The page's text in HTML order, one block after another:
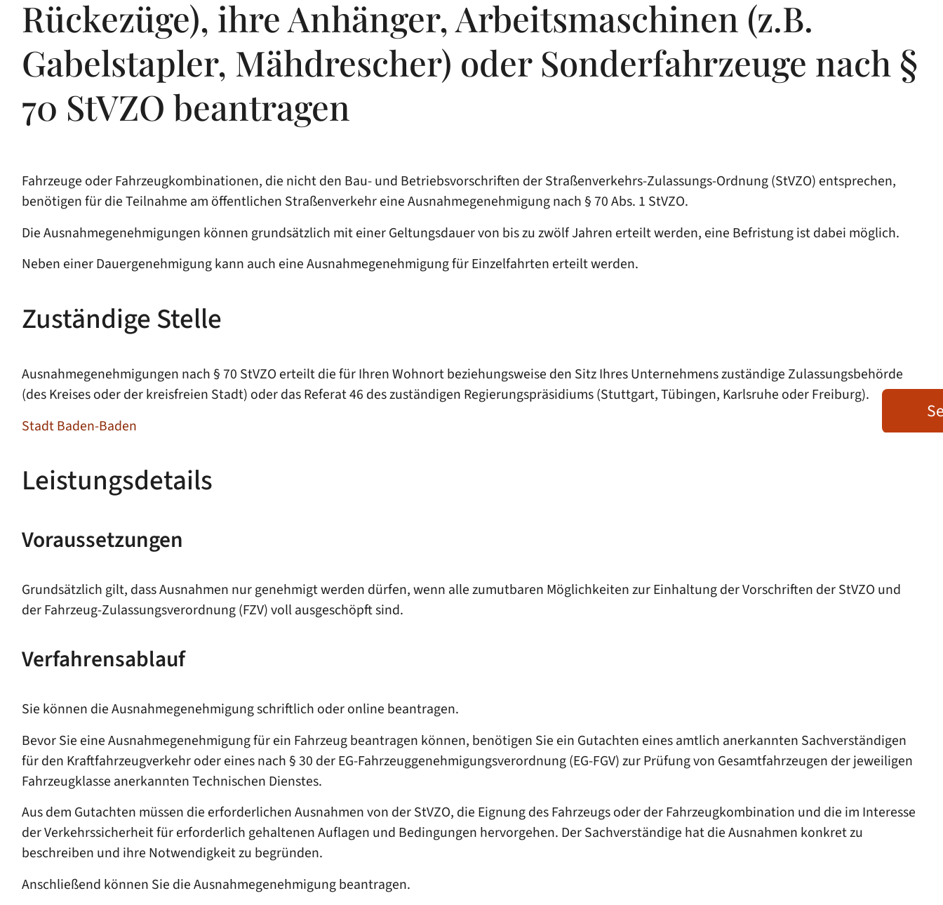
Rückezüge), ihre Anhänger, Arbeitsmaschinen (z.B.
Gabelstapler, Mähdrescher) oder Sonderfahrzeuge nach §
70 StVZO beantragen
Fahrzeuge oder Fahrzeugkombinationen, die nicht den Bau- und Betriebsvorschriften der Straßenverkehrs-Zulassungs-Ordnung (StVZO) entsprechen,
benötigen für die Teilnahme am öffentlichen Straßenverkehr eine Ausnahmegenehmigung nach § 70 Abs. 1 StVZO.
Die Ausnahmegenehmigungen können grundsätzlich mit einer Geltungsdauer von bis zu zwölf Jahren erteilt werden, eine Befristung ist dabei möglich.
Neben einer Dauergenehmigung kann auch eine Ausnahmegenehmigung für Einzelfahrten erteilt werden.
Zuständige Stelle
Ausnahmegenehmigungen nach § 70 StVZO erteilt die für Ihren Wohnort beziehungsweise den Sitz Ihres Unternehmens zuständige Zulassungsbehörde
(des Kreises oder der kreisfreien Stadt) oder das Referat 46 des zuständigen Regierungspräsidiums (Stuttgart, Tübingen, Karlsruhe oder Freiburg).
Stadt Baden-Baden
Leistungsdetails
Voraussetzungen
Grundsätzlich gilt, dass Ausnahmen nur genehmigt werden dürfen, wenn alle zumutbaren Möglichkeiten zur Einhaltung der Vorschriften der StVZO und
der Fahrzeug-Zulassungsverordnung (FZV) voll ausgeschöpft sind.
Verfahrensablauf
Sie können die Ausnahmegenehmigung schriftlich oder online beantragen.
Bevor Sie eine Ausnahmegenehmigung für ein Fahrzeug beantragen können, benötigen Sie ein Gutachten eines amtlich anerkannten Sachverständigen
für den Kraftfahrzeugverkehr oder eines nach § 30 der EG-Fahrzeuggenehmigungsverordnung (EG-FGV) zur Prüfung von Gesamtfahrzeugen der jeweiligen
Fahrzeugklasse anerkannten Technischen Dienstes.
Aus dem Gutachten müssen die erforderlichen Ausnahmen von der StVZO, die Eignung des Fahrzeugs oder der Fahrzeugkombination und die im Interesse
der Verkehrssicherheit für erforderlich gehaltenen Auflagen und Bedingungen hervorgehen. Der Sachverständige hat die Ausnahmen konkret zu
beschreiben und ihre Notwendigkeit zu begründen.
Anschließend können Sie die Ausnahmegenehmigung beantragen.